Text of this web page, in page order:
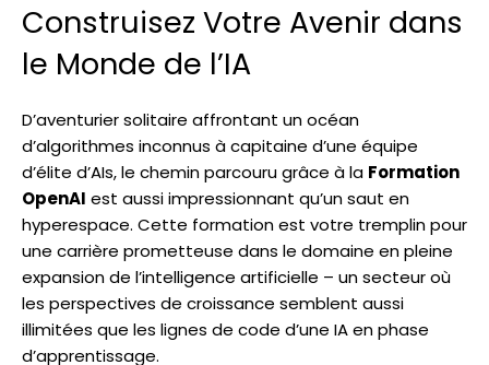
Construisez Votre Avenir dans
le Monde de l’IA
D’aventurier solitaire affrontant un océan
d’algorithmes inconnus à capitaine d’une équipe
d’élite d’AIs, le chemin parcouru grâce à la Formation
OpenAI est aussi impressionnant qu’un saut en
hyperespace. Cette formation est votre tremplin pour
une carrière prometteuse dans le domaine en pleine
expansion de l’intelligence artificielle – un secteur où
les perspectives de croissance semblent aussi
illimitées que les lignes de code d’une IA en phase
d’apprentissage.